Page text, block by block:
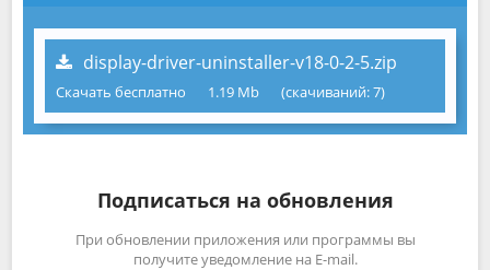
display-driver-uninstaller-v18-0-2-5.zip
Скачать бесплатно 1.19 Mb (cкачиваний: 7)
Подписаться на обновления
При обновлении приложения или программы вы
получите уведомление на E-mail.